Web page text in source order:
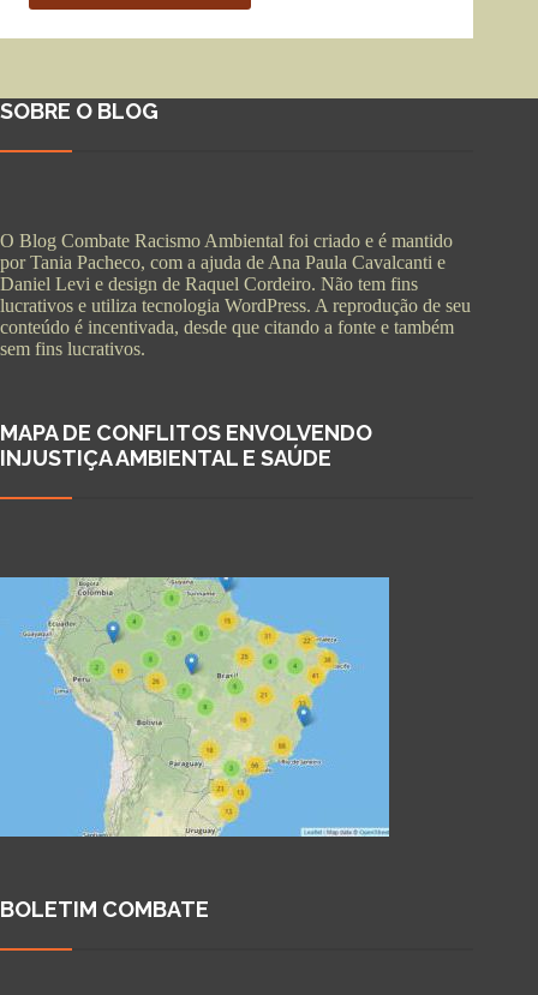
SOBRE O BLOG
O Blog Combate Racismo Ambiental foi criado e é mantido
por Tania Pacheco, com a ajuda de Ana Paula Cavalcanti e
Daniel Levi e design de Raquel Cordeiro. Não tem fins
lucrativos e utiliza tecnologia WordPress. A reprodução de seu
conteúdo é incentivada, desde que citando a fonte e também
sem fins lucrativos.
MAPA DE CONFLITOS ENVOLVENDO
INJUSTIÇA AMBIENTAL E SAÚDE
BOLETIM COMBATE